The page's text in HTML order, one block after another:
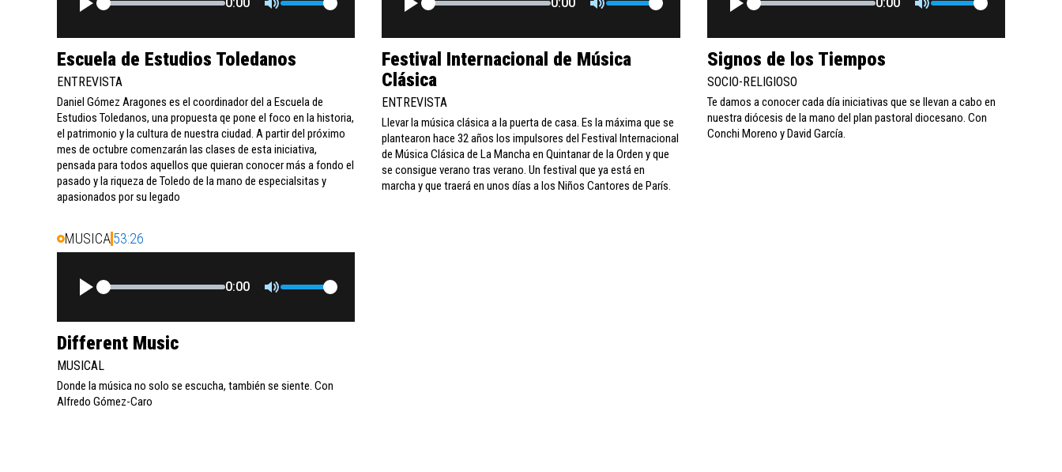
Escuela de Estudios Toledanos
ENTREVISTA
Daniel Gómez Aragones es el coordinador del a Escuela de
Estudios Toledanos, una propuesta qe pone el foco en la historia,
el patrimonio y la cultura de nuestra ciudad. A partir del próximo
mes de octubre comenzarán las clases de esta iniciativa,
pensada para todos aquellos que quieran conocer más a fondo el
pasado y la riqueza de Toledo de la mano de especialsitas y
apasionados por su legado
Festival Internacional de Música
Clásica
ENTREVISTA
Llevar la música clásica a la puerta de casa. Es la máxima que se
plantearon hace 32 años los impulsores del Festival Internacional
de Música Clásica de La Mancha en Quintanar de la Orden y que
se consigue verano tras verano. Un festival que ya está en
marcha y que traerá en unos días a los Niños Cantores de París.
Signos de los Tiempos
SOCIO-RELIGIOSO
Te damos a conocer cada día iniciativas que se llevan a cabo en
nuestra diócesis de la mano del plan pastoral diocesano. Con
Conchi Moreno y David García.
MUSICA53:26
0:00
Different Music
MUSICAL
Donde la música no solo se escucha, también se siente. Con
Alfredo Gómez-Caro